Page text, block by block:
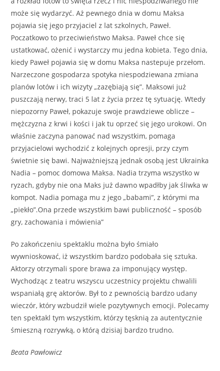
może się wydarzyć. Aż pewnego dnia w domu Maksa
pojawia się jego przyjaciel z lat szkolnych, Paweł.
Poczatkowo to przeciwieństwo Maksa. Paweł chce się
ustatkować, ożenić i wystarczy mu jedna kobieta. Tego dnia,
kiedy Paweł pojawia się w domu Maksa nastepuje przełom.
Narzeczone gospodarza spotyka niespodziewana zmiana
planów lotów i ich wizyty „zazębiają się”. Maksowi już
puszczają nerwy, traci 5 lat z życia przez tę sytuację. Wtedy
niepozorny Paweł, pokazuje swoje prawdziewe oblicze –
mężczyzna z krwi i kości i jak tu oprzeć się jego urokowi. On
właśnie zaczyna panować nad wszystkim, pomaga
przyjacielowi wychodzić z kolejnych opresji, przy czym
świetnie się bawi. Najważniejszą jednak osobą jest Ukrainka
Nadia – pomoc domowa Maksa. Nadia trzyma wszystko w
ryzach, gdyby nie ona Maks już dawno wpadłby jak śliwka w
kompot. Nadia pomaga mu z jego „babami”, z którymi ma
„piekło”.Ona przede wszystkim bawi publiczność – sposób
gry, zachowania i mówienia”
Po zakończeniu spektaklu można było śmiało
wywnioskować, iż wszystkim bardzo podobała się sztuka.
Aktorzy otrzymali spore brawa za imponujący występ.
Wychodząc z teatru wszyscu uczestnicy projektu chwalili
wspaniałą grę aktorów. Był to z pewnością bardzo udany
wieczór, który wzbudził wiele pozytywnych emocji. Polecamy
ten spektakl tym wszystkim, którzy tęsknią za autentycznie
śmieszną rozrywką, o którą dzisiaj bardzo trudno.
Beata Pawłowicz